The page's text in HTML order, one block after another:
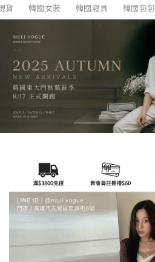
貨 韓國女裝 韓國寢具 韓國包包